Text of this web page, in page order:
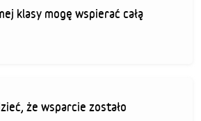
klasy mogę wspierać całą
że wsparcie zostało